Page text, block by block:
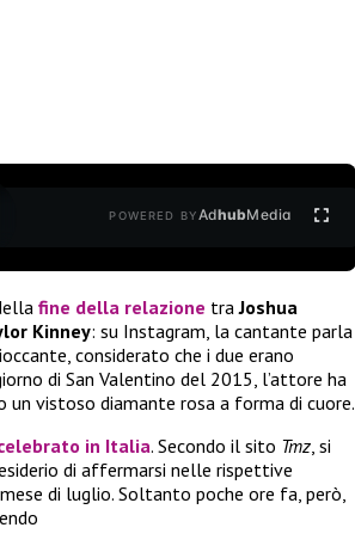
POWERED BYAdhubMedia
fine della relazione traJoshua
Kinney: su Instagram, la cantante parla
considerato che i due erano
di San Valentino del 2015, l’attore ha
vistoso diamante rosa a forma di cuore.
in Italia. Secondo il sito Tmz , si
di affermarsi nelle rispettive
di luglio. Soltanto poche ore fa, però,